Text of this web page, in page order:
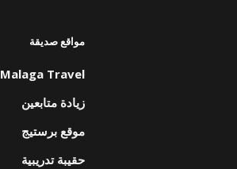
مواقع صديقة
Malaga Travel
زيادة متابعين
موقع برستيج
حقيبة تدريبية